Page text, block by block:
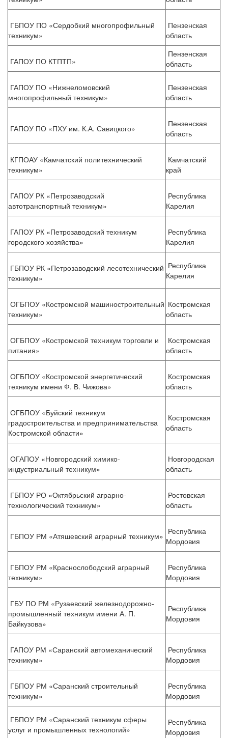
ГБПОУ ПО «Сердобкий многопрофильный
техникум»
Пензенская
область
ГАПОУ ПО КТПТП»
Пензенская
область
ГАПОУ ПО «Нижнеломовский
многопрофильный техникум»
Пензенская
область
ГАПОУ ПО «ПХУ им. К.А. Савицкого»
Пензенская
область
КГПОАУ «Камчатский политехнический
техникум»
Камчатский
край
ГАПОУ РК «Петрозаводский
автотранспортный техникум»
Республика
Карелия
ГАПОУ РК «Петрозаводский техникум
городского хозяйства»
Республика
Карелия
ГБПОУ РК «Петрозаводский лесотехнический
техникум»
Республика
Карелия
ОГБПОУ «Костромской машиностроительный
техникум»
Костромская
область
ОГБПОУ «Костромской техникум торговли и
питания»
Костромская
область
ОГБПОУ «Костромской энергетический
техникум имени Ф. В. Чижова»
Костромская
область
ОГБПОУ «Буйский техникум
градостроительства и предпринимательства
Костромской области»
Костромская
область
ОГАПОУ «Новгородский химико-
индустриальный техникум»
Новгородская
область
ГБПОУ РО «Октябрьский аграрно-
технологический техникум»
Ростовская
область
ГБПОУ РМ «Атяшевский аграрный техникум» Республика
Мордовия
ГБПОУ РМ «Краснослободский аграрный
техникум»
Республика
Мордовия
ГБУ ПО РМ «Рузаевский железнодорожно-
промышленный техникум имени А. П.
Байкузова»
Республика
Мордовия
ГАПОУ РМ «Саранский автомеханический
техникум»
Республика
Мордовия
ГБПОУ РМ «Саранский строительный
техникум»
Республика
Мордовия
ГБПОУ РМ «Саранский техникум сферы
услуг и промышленных технологий»
Республика
Мордовия